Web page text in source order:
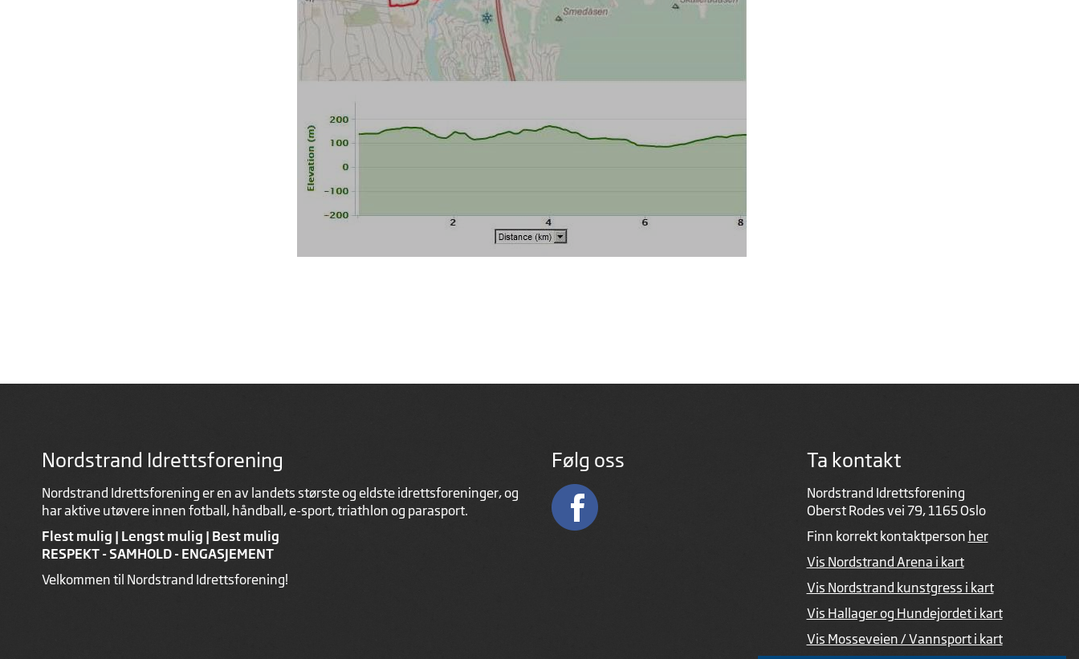
Nordstrand Idrettsforening
Nordstrand Idrettsforening er en av landets største og eldste idrettsforeninger, og
har aktive utøvere innen fotball, håndball, e-sport, triathlon og parasport.
Flest mulig | Lengst mulig | Best mulig
RESPEKT - SAMHOLD - ENGASJEMENT
Velkommen til Nordstrand Idrettsforening!
Følg oss Ta kontakt
Nordstrand Idrettsforening
Oberst Rodes vei 79, 1165 Oslo
Finn korrekt kontaktperson her
Vis Nordstrand Arena i kart
Vis Nordstrand kunstgress i kart
Vis Hallager og Hundejordet i kart
Vis Mosseveien / Vannsport i kart